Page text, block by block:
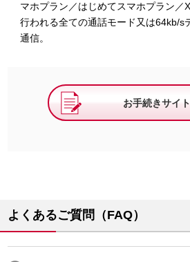
マホプラン／はじめてスマホプラン／
行われる全ての通話モード又は64kb/s
通信。
お手続きサイ
よくあるご質問（FAQ）